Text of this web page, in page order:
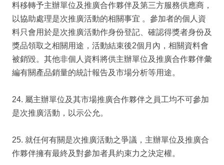
料移轉予主辦單位及推廣合作夥伴及第三方服務供應商，
以協助處理是次推廣活動的相關事宜 。參加者的個人資
料只會用於是次推廣活動作身份登記、確認得獎者身份及
獎品領取之相關用途，活動結束後2個月內，相關資料會
被銷毀。其他非個人資料將供主辦單位及推廣合作夥伴彙
編有關產品銷量的統計報告及市場分析等用途。
24. 屬主辦單位及其市場推廣合作夥伴之員工均不可參加
是次推廣活動，以示公允。
25. 就任何有關是次推廣活動之爭議，主辦單位及推廣合
作夥伴擁有最終及對參加者具約束力之決定權。